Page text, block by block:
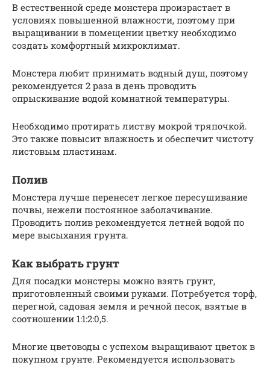
В естественной среде монстера произрастает в
условиях повышенной влажности, поэтому при
выращивании в помещении цветку необходимо
создать комфортный микроклимат.
Монстера любит принимать водный душ, поэтому
рекомендуется 2 раза в день проводить
опрыскивание водой комнатной температуры.
Необходимо протирать листву мокрой тряпочкой.
Это также повысит влажность и обеспечит чистоту
листовым пластинам.
Полив
Монстера лучше перенесет легкое пересушивание
почвы, нежели постоянное заболачивание.
Проводить полив рекомендуется летней водой по
мере высыхания грунта.
Как выбрать грунт
Для посадки монстеры можно взять грунт,
приготовленный своими руками. Потребуется торф,
перегной, садовая земля и речной песок, взятые в
соотношении 1:1:2:0,5.
Многие цветоводы с успехом выращивают цветок в
покупном грунте. Рекомендуется использовать